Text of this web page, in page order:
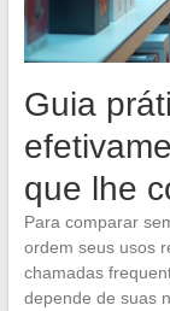
Guia
que lhe
Para comparar
ordem seus usos
chamadas
depende de suas